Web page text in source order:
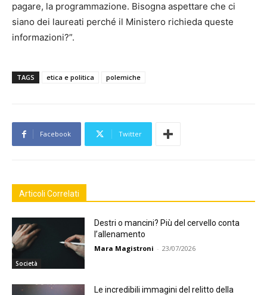
pagare, la programmazione. Bisogna aspettare che ci
siano dei laureati perché il Ministero richieda queste
informazioni?”.
TAGS etica e politica polemiche
Facebook Twitter
Articoli Correlati
Società
Destri o mancini? Più del cervello conta
l’allenamento
Mara Magistroni - 23/07/2026
Le incredibili immagini del relitto della